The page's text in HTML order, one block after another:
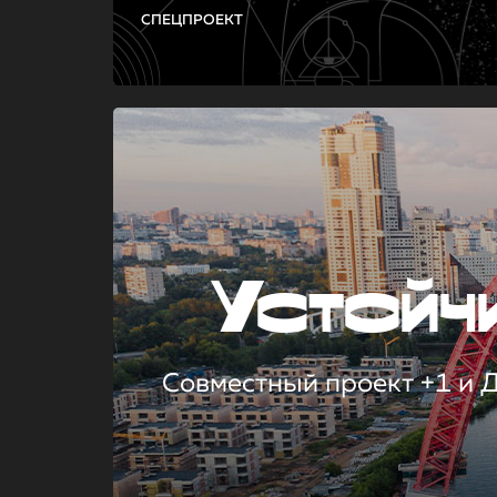
СПЕЦПРОЕКТ
Совместный проект +1 и